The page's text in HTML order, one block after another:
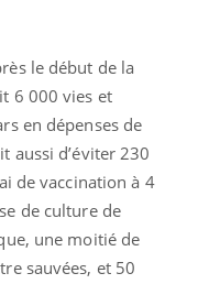
le début de la
6 000 vies et
en dépenses de
aussi d’éviter 230
de vaccination à 4
de culture de
une moitié de
sauvées, et 50